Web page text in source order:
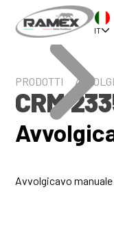
IT
PRODOTTI
CRM
Avvolgicavo